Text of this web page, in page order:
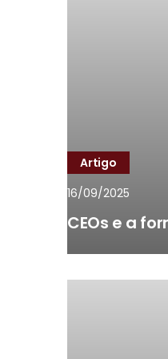
Artigo
16/09/2025
CEOs e a